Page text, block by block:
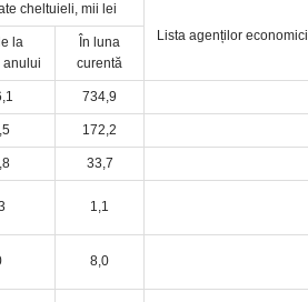
cheltuieli, mii lei
Lista agenților economici
la
anului
În luna
curentă
734,9
172,2
33,7
1,1
8,0